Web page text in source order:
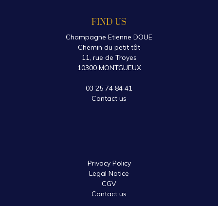
FIND US
Champagne Etienne DOUE
Chemin du petit tôt
11, rue de Troyes
10300 MONTGUEUX
03 25 74 84 41
Contact us
Privacy Policy
Legal Notice
CGV
Contact us